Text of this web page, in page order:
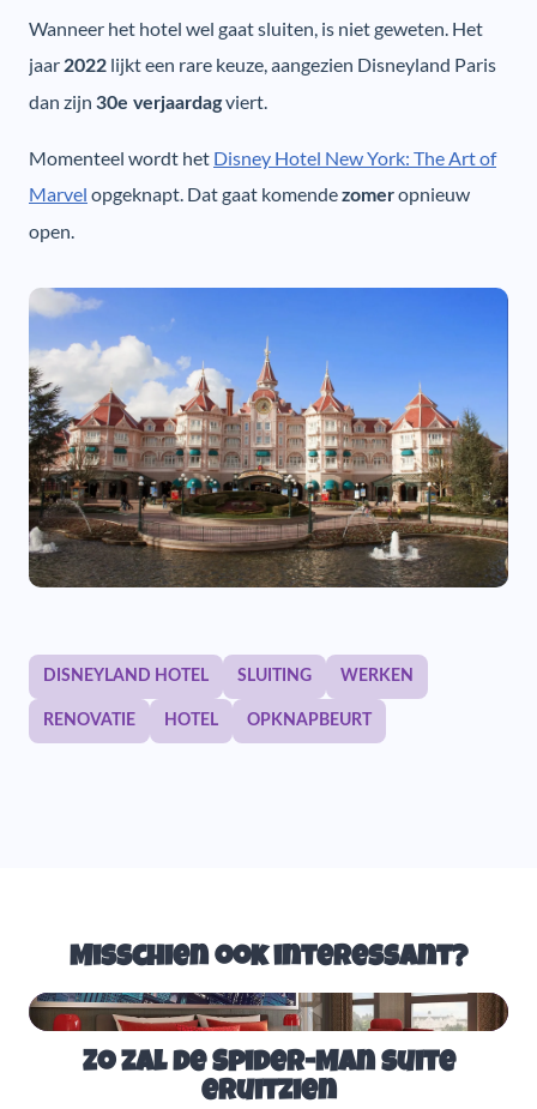
Wanneer het hotel wel gaat sluiten, is niet geweten. Het
jaar 2022 lijkt een rare keuze, aangezien Disneyland Paris
dan zijn 30e verjaardagviert.
Momenteel wordt het Disney Hotel New York: The Art of
Marvel opgeknapt. Dat gaat komendezomeropnieuw
open.
DISNEYLAND HOTEL SLUITING WERKEN
RENOVATIE HOTEL OPKNAPBEURT
Misschien ook interessant?
Zo zal de Spider-Man suite
eruitzien